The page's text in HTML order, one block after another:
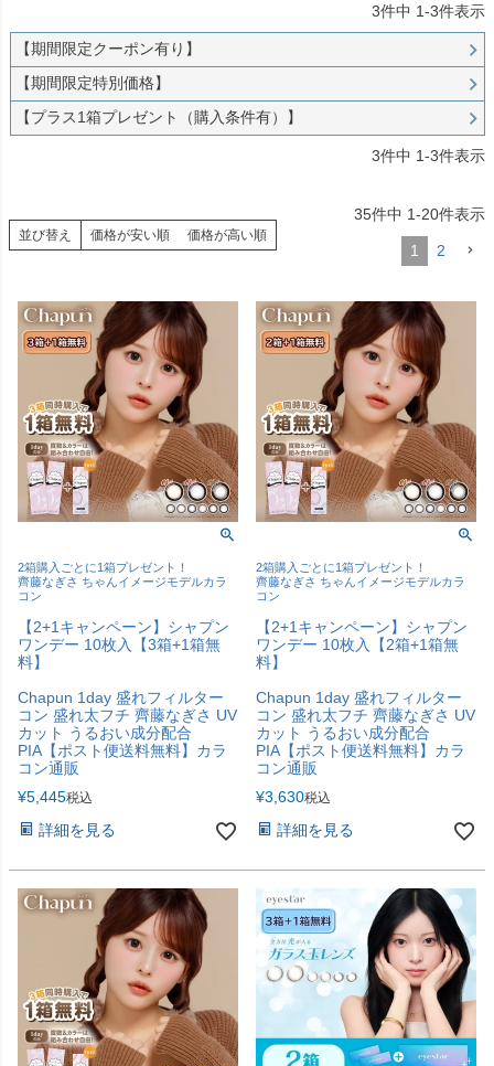
3件中 1-3件表示
【期間限定クーポン有り】
【期間限定特別価格】
【プラス1箱プレゼント（購入条件有）】
3件中 1-3件表示
並び替え 価格が安い順 価格が高い順
35件中 1-20件表示
1 2
2箱購入ごとに1箱プレゼント！
齊藤なぎさ ちゃんイメージモデルカラ
コン
【2+1キャンペーン】シャプン
ワンデー 10枚入【3箱+1箱無
料】
Chapun 1day 盛れフィルター
コン 盛れ太フチ 齊藤なぎさ UV
カット うるおい成分配合
PIA【ポスト便送料無料】カラ
コン通販
¥5,445税込
詳細を見る
2箱購入ごとに1箱プレゼント！
齊藤なぎさ ちゃんイメージモデルカラ
コン
【2+1キャンペーン】シャプン
ワンデー 10枚入【2箱+1箱無
料】
Chapun 1day 盛れフィルター
コン 盛れ太フチ 齊藤なぎさ UV
カット うるおい成分配合
PIA【ポスト便送料無料】カラ
コン通販
¥3,630税込
詳細を見る